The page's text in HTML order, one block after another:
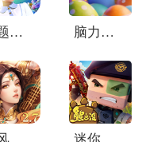
主题医院2 脑力遨游